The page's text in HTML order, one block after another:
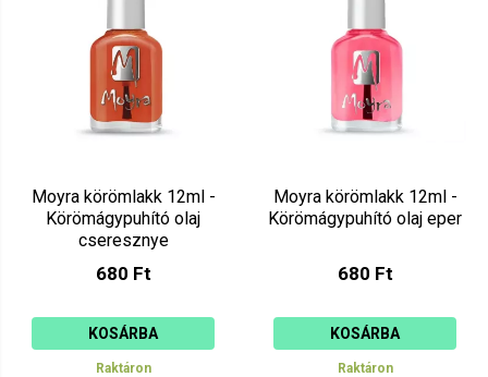
Moyra körömlakk 12ml -
Körömágypuhító olaj
cseresznye
680 Ft
KOSÁRBA
Raktáron
Moyra körömlakk 12ml -
Körömágypuhító olaj eper
680 Ft
KOSÁRBA
Raktáron